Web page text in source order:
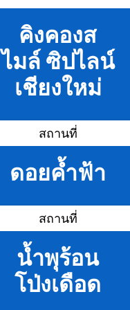
คิงคองส
ไมล์ ซิปไลน์
เชียงใหม่
สถานที่
ดอยค้ำฟ้า
สถานที่
น้ำพุร้อน
โป่งเดือด